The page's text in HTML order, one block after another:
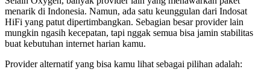
menarik di Indonesia. Namun, ada satu keunggulan dari Indosat
HiFi yang patut dipertimbangkan. Sebagian besar provider lain
mungkin ngasih kecepatan, tapi nggak semua bisa jamin stabilitas
buat kebutuhan internet harian kamu.
Provider alternatif yang bisa kamu lihat sebagai pilihan adalah: